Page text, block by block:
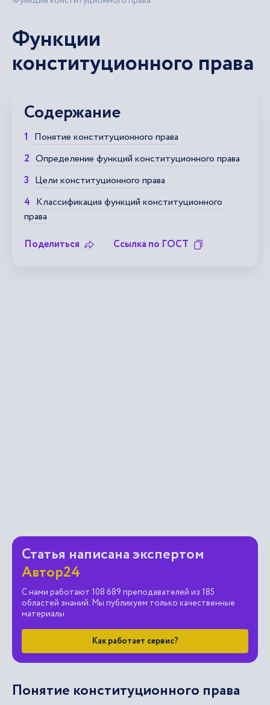
Функции
конституционного права
Содержание
Понятие конституционного права
Определение функций конституционного права
Цели конституционного права
Классификация функций конституционного
права
Поделиться
Ссылка по ГОСТ
Статья написана экспертом
Автор24
С нами работают 108 689 преподавателей из 185
областей знаний. Мы публикуем только качественные
материалы
Как работает сервис?
Понятие конституционного права